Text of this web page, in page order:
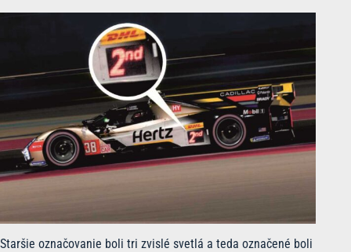
Staršie označovanie boli tri zvislé svetlá a teda označené boli